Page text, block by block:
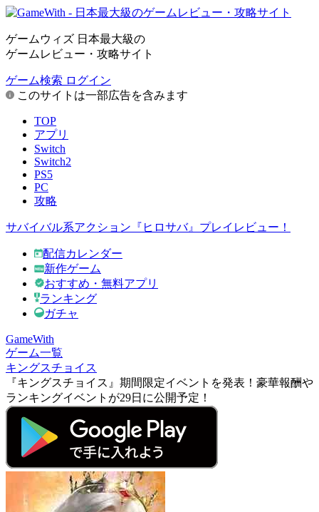
ゲームウィズ 日本最大級の
ゲームレビュー・攻略サイト
ゲーム検索 ログイン
このサイトは一部広告を含みます
TOP
アプリ
Switch
Switch2
PS5
PC
攻略
サバイバル系アクション『ヒロサバ』プレイレビュー！
配信カレンダー
新作ゲーム
おすすめ・無料アプリ
ランキング
ガチャ
GameWith
ゲーム一覧
キングスチョイス
『キングスチョイス』期間限定イベントを発表！豪華報酬や
ランキングイベントが29日に公開予定！